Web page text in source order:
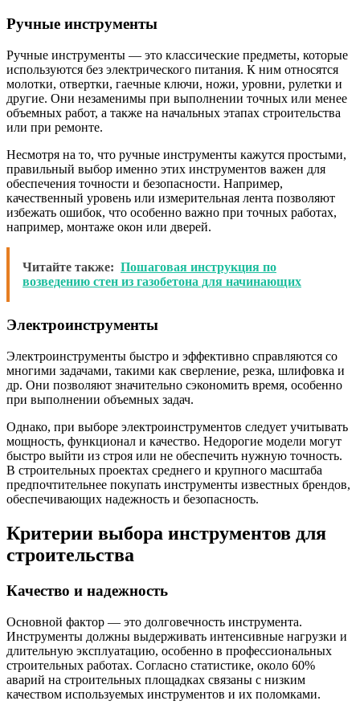
Ручные инструменты
Ручные инструменты — это классические предметы, которые
используются без электрического питания. К ним относятся
молотки, отвертки, гаечные ключи, ножи, уровни, рулетки и
другие. Они незаменимы при выполнении точных или менее
объемных работ, а также на начальных этапах строительства
или при ремонте.
Несмотря на то, что ручные инструменты кажутся простыми,
правильный выбор именно этих инструментов важен для
обеспечения точности и безопасности. Например,
качественный уровень или измерительная лента позволяют
избежать ошибок, что особенно важно при точных работах,
например, монтаже окон или дверей.
Читайте также: Пошаговая инструкция по
возведению стен из газобетона для начинающих
Электроинструменты
Электроинструменты быстро и эффективно справляются со
многими задачами, такими как сверление, резка, шлифовка и
др. Они позволяют значительно сэкономить время, особенно
при выполнении объемных задач.
Однако, при выборе электроинструментов следует учитывать
мощность, функционал и качество. Недорогие модели могут
быстро выйти из строя или не обеспечить нужную точность.
В строительных проектах среднего и крупного масштаба
предпочтительнее покупать инструменты известных брендов,
обеспечивающих надежность и безопасность.
Критерии выбора инструментов для
строительства
Качество и надежность
Основной фактор — это долговечность инструмента.
Инструменты должны выдерживать интенсивные нагрузки и
длительную эксплуатацию, особенно в профессиональных
строительных работах. Согласно статистике, около 60%
аварий на строительных площадках связаны с низким
качеством используемых инструментов и их поломками.